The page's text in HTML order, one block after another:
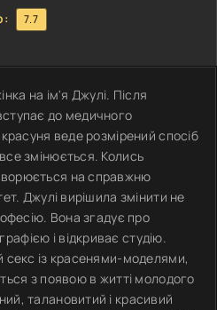
7.7
на ім'я Джулі. Після
до медичного
красуня веде розмірений спосіб
змінюється. Колись
на справжню
Джулі вирішила змінити не
Вона згадує про
і відкриває студію.
секс із красенями-моделями,
з появою в житті молодого
талановитий і красивий